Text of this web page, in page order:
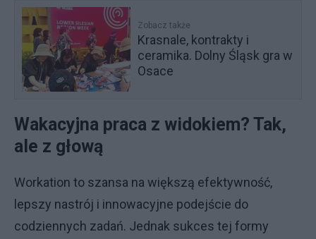
Zobacz także
Krasnale, kontrakty i
ceramika. Dolny Śląsk gra w
Osace
Wakacyjna praca z widokiem? Tak,
ale z głową
Workation to szansa na większą efektywność,
lepszy nastrój i innowacyjne podejście do
codziennych zadań. Jednak sukces tej formy